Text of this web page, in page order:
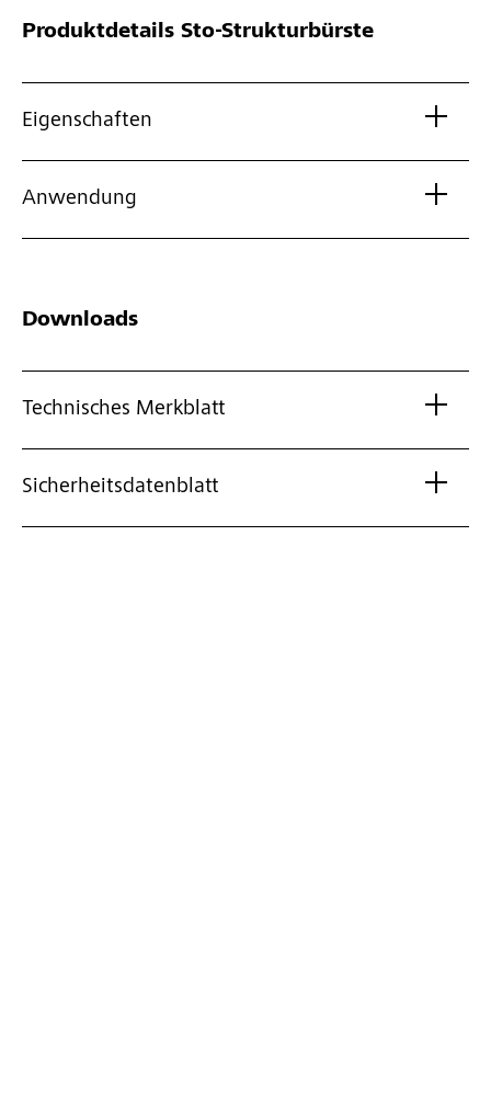
Produktdetails Sto-Strukturbürste
Eigenschaften
Anwendung
Downloads
Technisches Merkblatt
Sicherheitsdatenblatt